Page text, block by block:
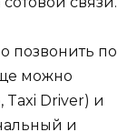
позвонить по
можно
Taxi Driver) и
и